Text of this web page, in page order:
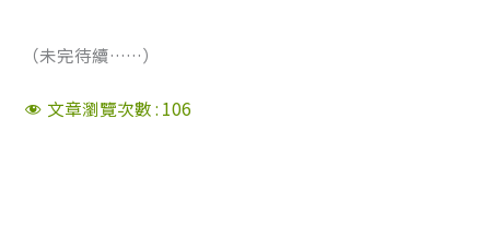
（未完待續……）
文章瀏覽次數 : 106